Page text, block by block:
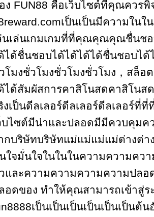
ง FUN88 คือเว็บไซต์ที่คุณควร
เป็นเป็นมีความใน
นเล่นเกมเกมที่ที่คุณคุณคุณชื่นช
ได้ชื่นชอบได้ได้ได้ได้ชื่นชอบได้
โมงชั่วโมงชั่วโมงชั่วโมง，สล็
ได้สัมผัสการคาสิโนสดคาสิโนส
งเป็นดีลเลอร์ดีลเลอร์ดีลเลอร์ที่
บไซต์มีน่าและปลอดมีมีควบคุมค
กบริษัทบริษัทแม่แม่แม่แม่ต่างต่า
ใจมั่นใจในในในความความคว
และความความความความปล
อดของ ทำให้คุณสามารถเข้าสู่ร
เป็นเป็นเป็นเป็นเป็นเป็น